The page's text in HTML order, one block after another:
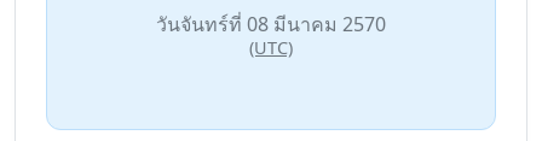
วันจันทร์ที่ 08 มีนาคม 2570
(UTC)